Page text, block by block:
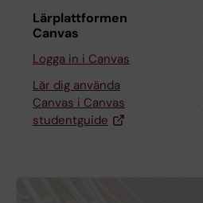
Lärplattformen
Canvas
Logga in i Canvas
Lär dig använda
Canvas i Canvas
studentguide